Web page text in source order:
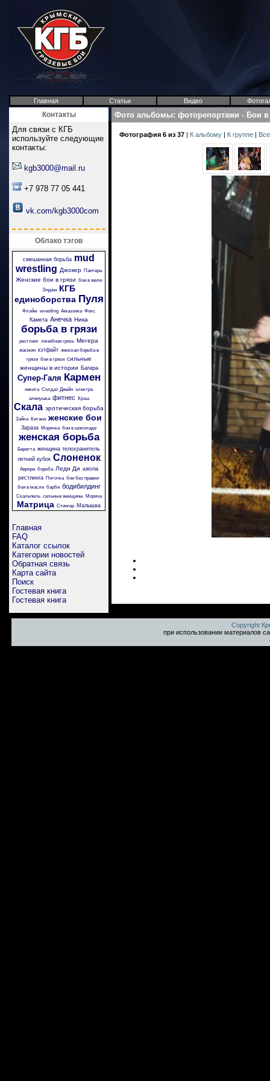
Главная Статьи Видео
Контакты
Для связи с КГБ
используйте следующие
контакты:
kgb3000@mail.ru
+7 978 77 05 441
vk.com/kgb3000com
Облако тэгов
смешанная борьба mud
wrestling Джокер Пантера
Женские бои в грязи бои в желе
Энджи КГБ
единоборства Пуля
Флэйм wrestling Амазонка Фокс
Камета Анечка Ника
борьба в грязи
рестлинг лечебная грязь Мегера
жасмин кэтфайт женская борьба в
грязи бои в грязи сильные
женщины в истории Багира
Супер-Галя Кармен
никита Солдат Джейн электра
аленушка фитнес Крэш
Скала эротическая борьба
Зайка Китана женские бои
Зараза Морячка бои в шоколаде
женская борьба
Беретта женщина телохранитель
летний кубок Слоненок
Аврора борьба Леди Ди школа
рестлинга Пяточка бои без правил
бои в масле барби бодибилдинг
Скальпель сильные женщины Моряча
Матрица Стингер Малышка
Главная
FAQ
Каталог ссылок
Категории новостей
Обратная связь
Карта сайта
Поиск
Гостевая книга
Гостевая книга
Фото альбомы: фоторепортажи - Бои
Фотография 6 из 37 | К альбому | К группе |
Copyright
при использовании материалов